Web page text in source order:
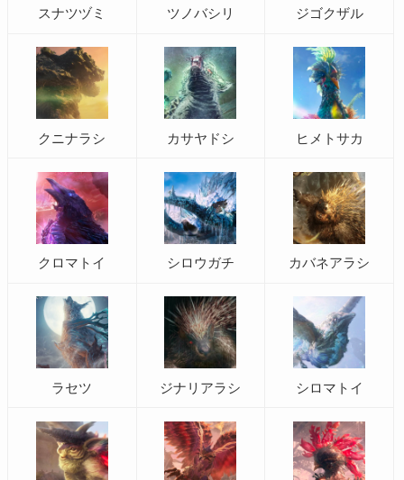
スナツヅミ ツノバシリ ジゴクザル
クニナラシ カサヤドシ ヒメトサカ
クロマトイ シロウガチ カバネアラシ
ラセツ ジナリアラシ シロマトイ